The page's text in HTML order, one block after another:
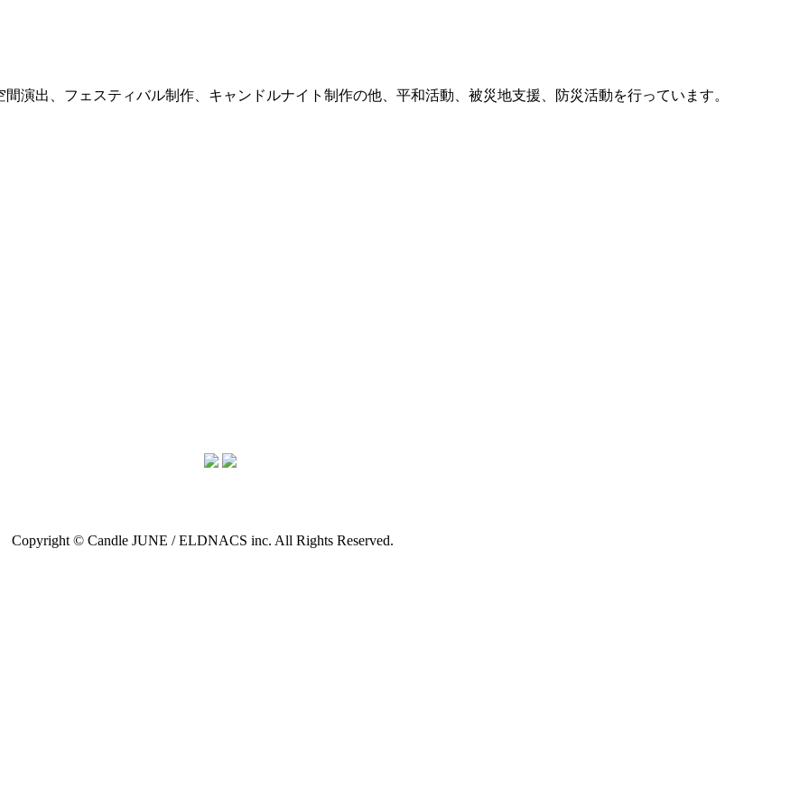
演出、フェスティバル制作、キャンドルナイト制作の他、平和活動、被災地支援、防災活動を行っています。
Copyright © Candle JUNE / ELDNACS inc. All Rights Reserved.